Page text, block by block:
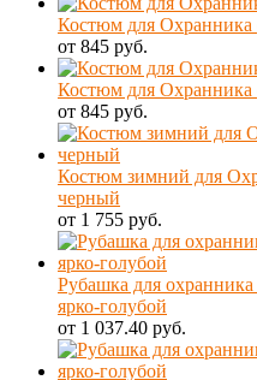
Костюм для Охранника
от 845 руб.
Костюм для
от 845 руб.
Костюм зимний для
черный
от 1 755 руб.
Рубашка для
ярко-голубой
от 1 037.40 руб.